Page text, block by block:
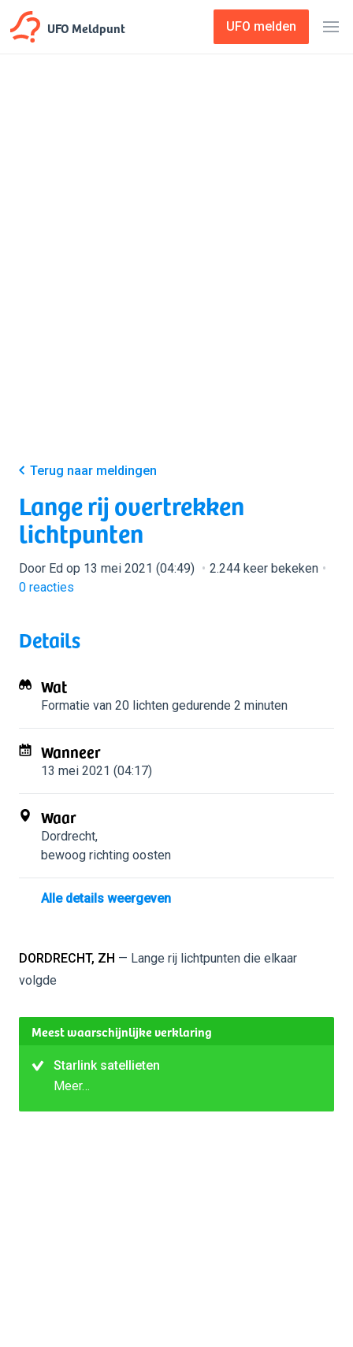
UFO Meldpunt UFO melden
Terug naar meldingen
Lange rij overtrekken
lichtpunten
Door Ed op 13 mei 2021 (04:49)
2.244 keer bekeken
0 reacties
Details
Wat
Formatie van 20 lichten gedurende 2 minuten
Wanneer
13 mei 2021 (04:17)
Waar
Dordrecht,
bewoog richting oosten
Alle details weergeven
DORDRECHT, ZH — Lange rij lichtpunten die elkaar
volgde
Meest waarschijnlijke verklaring
Starlink satellieten
Meer…